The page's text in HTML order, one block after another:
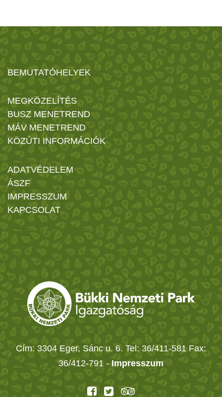
BEMUTATÓHELYEK
MEGKÖZELÍTÉS
BUSZ MENETREND
MÁV MENETREND
KÖZÚTI INFORMÁCIÓK
ADATVÉDELEM
ÁSZF
IMPRESSZUM
KAPCSOLAT
Cím: 3304 Eger, Sánc u. 6. Tel: 36/411-581 Fax:
36/412-791 - Impresszum